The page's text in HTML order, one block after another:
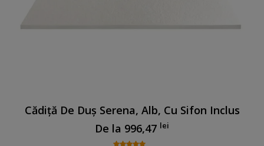
Cădiță De Duș Serena, Alb, Cu Sifon Inclus
De la 996,47 lei